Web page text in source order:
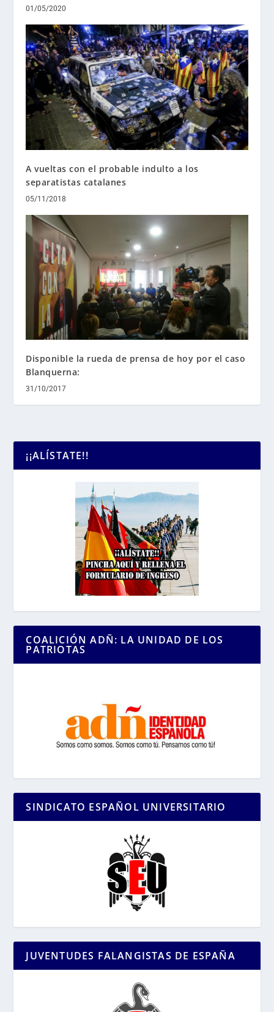
01/05/2020
A vueltas con el probable indulto a los
separatistas catalanes
05/11/2018
Disponible la rueda de prensa de hoy por el caso
Blanquerna:
31/10/2017
¡¡ALÍSTATE!!
COALICIÓN ADÑ: LA UNIDAD DE LOS
PATRIOTAS
SINDICATO ESPAÑOL UNIVERSITARIO
JUVENTUDES FALANGISTAS DE ESPAÑA